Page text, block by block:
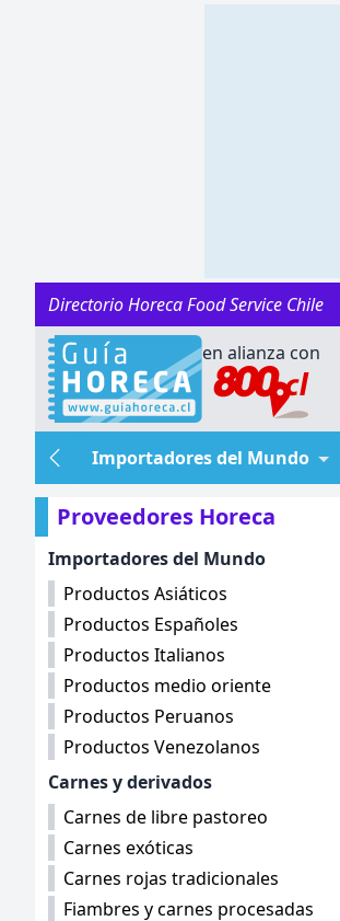
Directorio Horeca Food Service Chile
en alianza con
Importadores del Mundo
Proveedores Horeca
Importadores del Mundo
Productos Asiáticos
Productos Españoles
Productos Italianos
Productos medio oriente
Productos Peruanos
Productos Venezolanos
Carnes y derivados
Carnes de libre pastoreo
Carnes exóticas
Carnes rojas tradicionales
Fiambres y carnes procesadas